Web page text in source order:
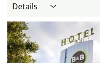
Details